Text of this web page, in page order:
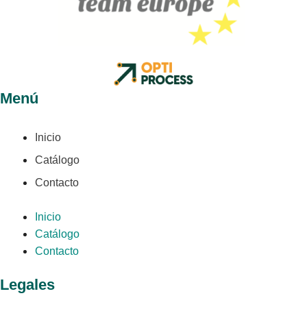
Menú
Inicio
Catálogo
Contacto
Inicio
Catálogo
Contacto
Legales